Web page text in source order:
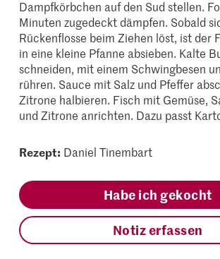
Dampfkörbchen auf den Sud stellen.
Minuten zugedeckt dämpfen. Sobald
Rückenflosse beim Ziehen löst, ist der
in eine kleine Pfanne absieben. Kalte
schneiden, mit einem Schwingbesen
rühren. Sauce mit Salz und Pfeffer
Zitrone halbieren. Fisch mit Gemüse,
und Zitrone anrichten. Dazu passt
Rezept: Daniel Tinembart
Habe ich gekocht
Notiz erfassen